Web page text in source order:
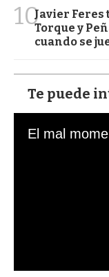
10Javier
Torque y
cuando se
Te puede